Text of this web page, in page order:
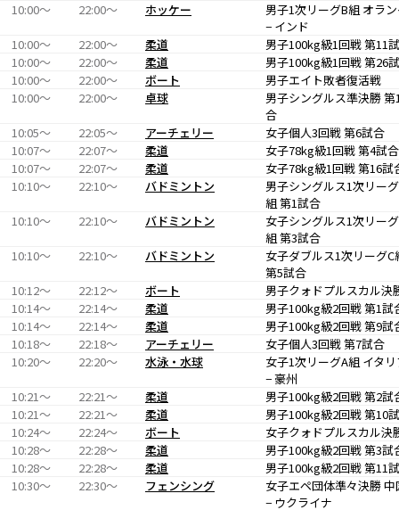
10:00〜 22:00〜 ホッケー
男子1次リーグB組 オラ
− インド
10:00〜
22:00〜 柔道
男子100kg級1回戦 第11
10:00〜
22:00〜 柔道
男子100kg級1回戦 第26
10:00〜
22:00〜 ボート
男子エイト敗者復活戦
10:00〜
22:00〜 卓球
男子シングルス準決勝 第
合
10:05〜
22:05〜 アーチェリー
女子個人3回戦 第6試合
10:07〜
22:07〜 柔道
女子78kg級1回戦 第4試合
10:07〜
22:07〜 柔道
女子78kg級1回戦 第16試
10:10〜
22:10〜 バドミントン
男子シングルス1次リー
組 第1試合
10:10〜
22:10〜 バドミントン
女子シングルス1次リー
組 第3試合
10:10〜
22:10〜 バドミントン
女子ダブルス1次リーグC
第5試合
10:12〜
22:12〜 ボート
男子クォドプルスカル決
10:14〜
22:14〜 柔道
男子100kg級2回戦 第1試
10:14〜
22:14〜 柔道
男子100kg級2回戦 第9試
10:18〜
22:18〜 アーチェリー
女子個人3回戦 第7試合
10:20〜
22:20〜 水泳・水球
女子1次リーグA組 イタ
− 豪州
10:21〜
22:21〜 柔道
男子100kg級2回戦 第2試
10:21〜
22:21〜 柔道
男子100kg級2回戦 第10
10:24〜
22:24〜 ボート
女子クォドプルスカル決
10:28〜
22:28〜 柔道
男子100kg級2回戦 第3試
10:28〜
22:28〜 柔道
男子100kg級2回戦 第11
10:30〜
22:30〜 フェンシング
女子エペ団体準々決勝 中
− ウクライナ